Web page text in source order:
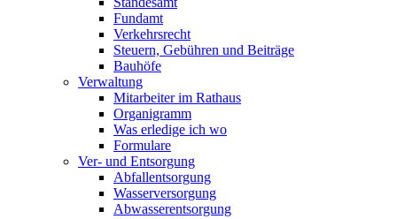
Fundamt
Verkehrsrecht
Steuern, Gebühren und Beiträge
Bauhöfe
Verwaltung
Mitarbeiter im Rathaus
Organigramm
Was erledige ich wo
Formulare
Ver- und Entsorgung
Abfallentsorgung
Wasserversorgung
Abwasserentsorgung